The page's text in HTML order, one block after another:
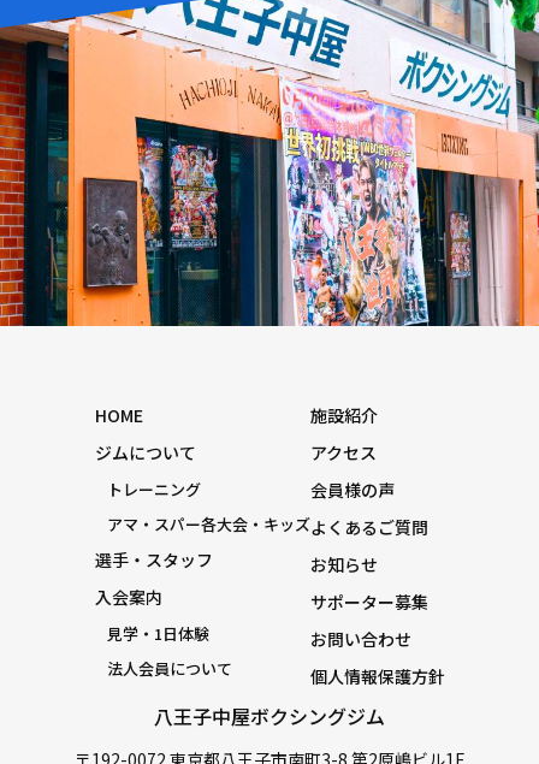
八王子中屋ボクシングジム
〒192-0072 東京都八王子市南町3-8 第2原嶋ビル1F
HOME
ジムについて
トレーニング
アマ・スパー各大会・キッズ
選手・スタッフ
入会案内
見学・1日体験
法人会員について
施設紹介
アクセス
会員様の声
よくあるご質問
お知らせ
サポーター募集
お問い合わせ
個人情報保護方針